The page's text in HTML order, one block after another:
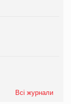
Всі журнали